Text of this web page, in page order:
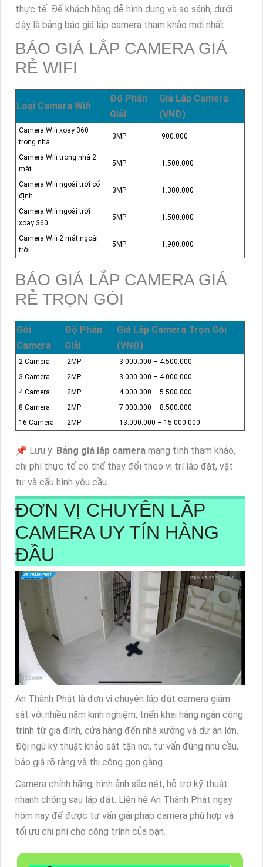
thực tế. Để khách hàng dễ hình dung và so sánh, dưới
đây là bảng báo giá lắp camera tham khảo mới nhất.
BÁO GIÁ LẮP CAMERA GIÁ
RẺ WIFI
Loại Camera Wifi
Độ Phân
Giải
Giá Lắp Camera
(VNĐ)
Camera Wifi xoay 360
trong nhà
3MP 900.000
Camera Wifi trong nhà 2
mắt
5MP 1.500.000
Camera Wifi ngoài trời cố
định
3MP 1.300.000
Camera Wifi ngoài trời
xoay 360
5MP 1.500.000
Camera Wifi 2 mắt ngoài
trời
5MP 1.900.000
BÁO GIÁ LẮP CAMERA GIÁ
RẺ TRỌN GÓI
Gói
Camera
Độ Phân
Giải
Giá Lắp Camera Trọn Gói
(VNĐ)
2 Camera 2MP
3.000.000 – 4.500.000
3 Camera
2MP
3.000.000 – 4.000.000
4 Camera
2MP
4.000.000 – 5.500.000
8 Camera
2MP
7.000.000 – 8.500.000
16 Camera
2MP 13.000.000 – 15.000.000
📌 Lưu ý: Bảng giá lắp camera mang tính tham khảo,
chi phí thực tế có thể thay đổi theo vị trí lắp đặt, vật
tư và cấu hình yêu cầu.
ĐƠN VỊ CHUYÊN LẮP
CAMERA UY TÍN HÀNG
ĐẦU
An Thành Phát là đơn vị chuyên lắp đặt camera giám
sát với nhiều năm kinh nghiệm, triển khai hàng ngàn công
trình từ gia đình, cửa hàng đến nhà xưởng và dự án lớn.
Đội ngũ kỹ thuật khảo sát tận nơi, tư vấn đúng nhu cầu,
báo giá rõ ràng và thi công gọn gàng.
Camera chính hãng, hình ảnh sắc nét, hỗ trợ kỹ thuật
nhanh chóng sau lắp đặt. Liên hệ An Thành Phát ngay
hôm nay để được tư vấn giải pháp camera phù hợp và
tối ưu chi phí cho công trình của bạn.